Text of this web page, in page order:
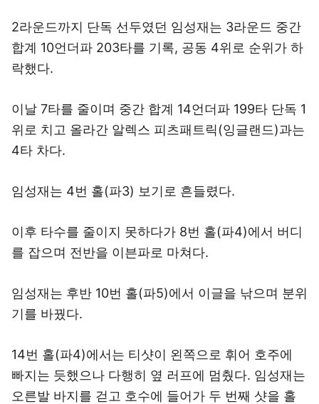
2라운드까지 단독 선두였던 임성재는 3라운드 중간
합계 10언더파 203타를 기록, 공동 4위로 순위가 하
락했다.
이날 7타를 줄이며 중간 합계 14언더파 199타 단독 1
위로 치고 올라간 알렉스 피츠패트릭(잉글랜드)과는
4타 차다.
임성재는 4번 홀(파3) 보기로 흔들렸다.
이후 타수를 줄이지 못하다가 8번 홀(파4)에서 버디
를 잡으며 전반을 이븐파로 마쳐다.
임성재는 후반 10번 홀(파5)에서 이글을 낚으며 분위
기를 바꿨다.
14번 홀(파4)에서는 티샷이 왼쪽으로 휘어 호주에
빠지는 듯했으나 다행히 옆 러프에 멈췄다. 임성재는
오른발 바지를 걷고 호수에 들어가 두 번째 샷을 홀